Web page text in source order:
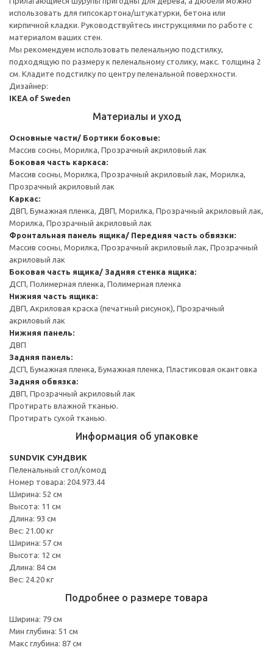
использовать для гипсокартона/штукатурки, бетона или
кирпичной кладки. Руководствуйтесь инструкциями по работе с
материалом ваших стен.
Мы рекомендуем использовать пеленальную подстилку,
подходящую по размеру к пеленальному столику, макс. толщина 2
см. Кладите подстилку по центру пеленальной поверхности.
Дизайнер:
IKEA of Sweden
Материалы и уход
Основные части/ Бортики боковые:
Массив сосны, Морилка, Прозрачный акриловый лак
Боковая часть каркаса:
Массив сосны, Морилка, Прозрачный акриловый лак, Морилка,
Прозрачный акриловый лак
Каркас:
ДВП, Бумажная пленка, ДВП, Морилка, Прозрачный акриловый лак,
Морилка, Прозрачный акриловый лак
Фронтальная панель ящика/ Передняя часть обвязки:
Массив сосны, Морилка, Прозрачный акриловый лак, Прозрачный
акриловый лак
Боковая часть ящика/ Задняя стенка ящика:
ДСП, Полимерная пленка, Полимерная пленка
Нижняя часть ящика:
ДВП, Акриловая краска (печатный рисунок), Прозрачный
акриловый лак
Нижняя панель:
ДВП
Задняя панель:
ДСП, Бумажная пленка, Бумажная пленка, Пластиковая окантовка
Задняя обвязка:
ДВП, Прозрачный акриловый лак
Протирать влажной тканью.
Протирать сухой тканью.
Информация об упаковке
SUNDVIK СУНДВИК
Пеленальный стол/комод
Номер товара: 204.973.44
Ширина: 52 см
Высота: 11 см
Длина: 93 см
Вес: 21.00 кг
Ширина: 57 см
Высота: 12 см
Длина: 84 см
Вес: 24.20 кг
Подробнее о размере товара
Ширина: 79 см
Мин глубина: 51 см
Макс глубина: 87 см